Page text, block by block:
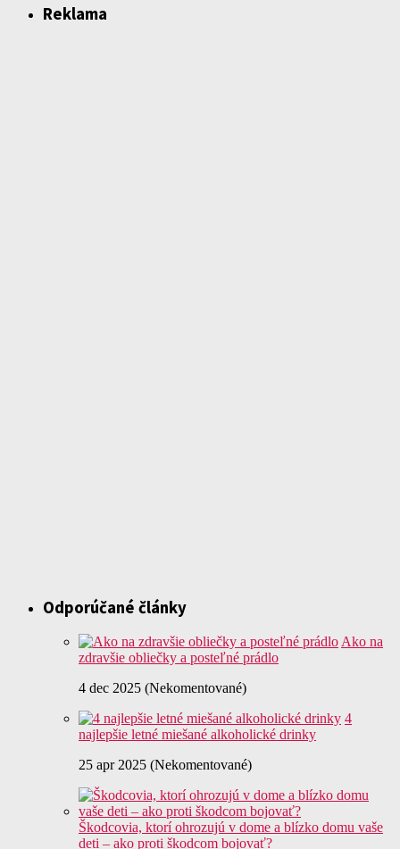
Reklama
Odporúčané články
Ako na
zdravšie obliečky a posteľné prádlo
4 dec 2025 (Nekomentované)
4
najlepšie letné miešané alkoholické drinky
25 apr 2025 (Nekomentované)
Škodcovia, ktorí ohrozujú v dome a blízko domu vaše
deti – ako proti škodcom bojovať?